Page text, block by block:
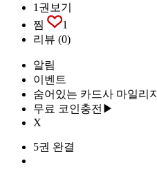
1권보기
찜
1
리뷰 (0)
알림
이벤트
숨어있는 카드사 마일리지
무료 코인충전▶
X
5권 완결